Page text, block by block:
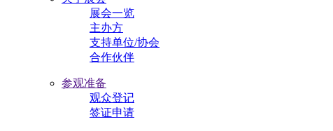
展会一览
主办方
支持单位/协会
合作伙伴
参观准备
观众登记
签证申请